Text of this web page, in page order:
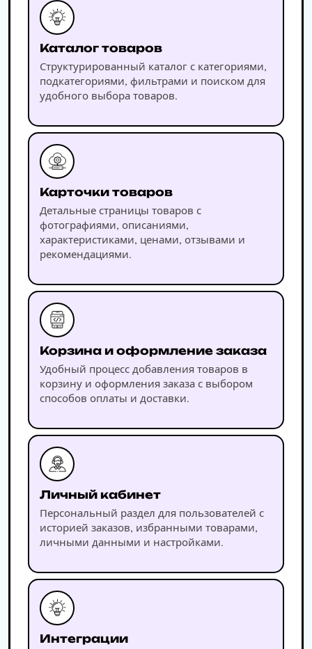
Каталог товаров
Структурированный каталог с категориями,
подкатегориями, фильтрами и поиском для
удобного выбора товаров.
Карточки товаров
Детальные страницы товаров с
фотографиями, описаниями,
характеристиками, ценами, отзывами и
рекомендациями.
Корзина и оформление заказа
Удобный процесс добавления товаров в
корзину и оформления заказа с выбором
способов оплаты и доставки.
Личный кабинет
Персональный раздел для пользователей с
историей заказов, избранными товарами,
личными данными и настройками.
Интеграции